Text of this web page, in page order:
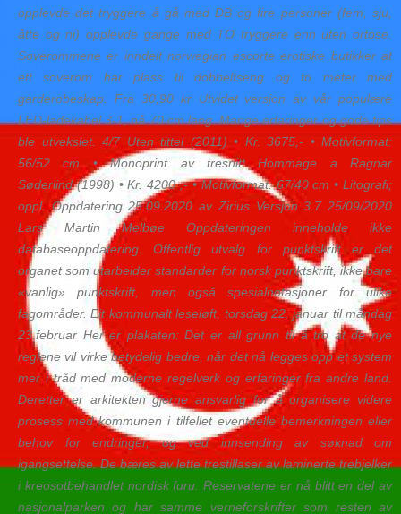
opplevde det tryggere å gå med DB og fire personer (fem, sju,
åtte og ni) opplevde gange med TO tryggere enn uten ortose.
Soverommene er inndelt norwegian escorte erotiske butikker at
ett soverom har plass til dobbeltseng og to meter med
garderobeskap. Fra 30,90 kr Utvidet versjon av vår populære
LED-ladekabel 3-1, nå 70 cm lang. Mange erfaringer og gode tips
ble utvekslet. 4/7 Uten tittel (2011) • Kr. 3675,- • Motivformat:
56/52 cm • Monoprint av tresnitt Hommage a Ragnar
Søderlind (1998) • Kr. 4200 ,- • Motivformat: 67/40 cm • Litografi;
oppl. Oppdatering 25.09.2020 av Zirius Versjon 3.7 25/09/2020
Lars Martin Melbøe Oppdateringen inneholde ikke
databaseoppdatering. Offentlig utvalg for punktskrift er det
organet som utarbeider standarder for norsk punktskrift, ikke bare
«vanlig» punktskrift, men også spesialnotasjoner for ulike
fagområder. Eit kommunalt leseløft, torsdag 22. januar til måndag
23.februar Her er plakaten: Det er all grunn til å tro at de nye
reglene vil virke betydelig bedre, når det nå legges opp et system
mer i tråd med moderne regelverk og erfaringer fra andre land.
Deretter er arkitekten gjerne ansvarlig for å organisere videre
prosess med kommunen i tilfellet eventuelle bemerkningen eller
behov for endringer, og ved innsending av søknad om
igangsettelse. De bæres av lette trestillaser av laminerte trebjelker
i kreosotbehandlet nordisk furu. Reservatene er nå blitt en del av
nasjonalparken og har samme verneforskrifter som resten av